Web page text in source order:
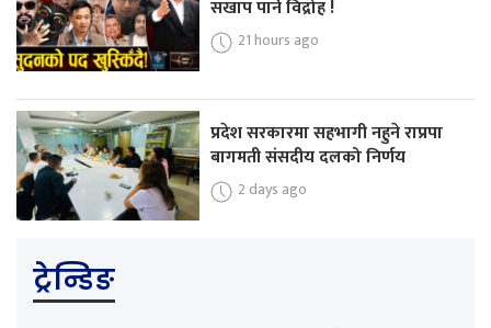
सखाप पार्ने विद्रोह !
21 hours ago
प्रदेश सरकारमा सहभागी नहुने राप्रपा
बागमती संसदीय दलको निर्णय
2 days ago
ट्रेन्डिङ